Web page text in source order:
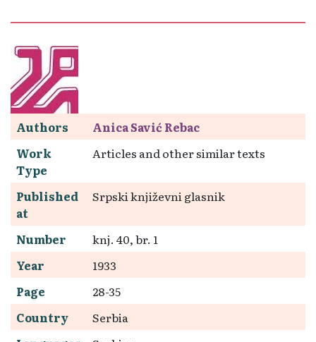
Authors
Anica Savić Rebac
Work
Type
Articles and other similar texts
Published
at
Srpski književni glasnik
Number
knj. 40, br. 1
Year
1933
Page
28-35
Country
Serbia